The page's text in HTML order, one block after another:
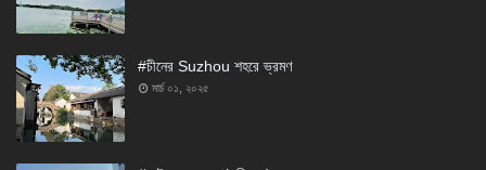
#চীনের Suzhou শহরে ভ্রমণ
মার্চ ০১, ২০২৫